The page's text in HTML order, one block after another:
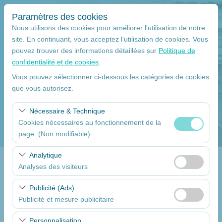
Paramètres des cookies
Nous utilisons des cookies pour améliorer l'utilisation de notre
site. En continuant, vous acceptez l'utilisation de cookies. Vous
pouvez trouver des informations détaillées sur Politique de
confidentialité et de cookies
Vous pouvez sélectionner ci-dessous les catégories de cookies
que vous autorisez.
Nécessaire & Technique
Cookies nécessaires au fonctionnement de la
page. (Non modifiable)
Ces cookies sont nécessaires au bon fonctionnement du
site, à la sécurité, à la gestion des sessions et aux
fonctionnalités de base. Ils ne peuvent pas être
désactivés.
Analytique
Analyses des visiteurs
Ces cookies nous permettent d’analyser la manière dont
notre site est utilisé (nombre de visiteurs, pages les plus
consultées, comportements des utilisateurs). Ces
données sont utilisées pour mesurer les performances
Publicité (Ads)
Publicité et mesure publicitaire
Ces cookies nous permettent d’afficher des publicités
Lieu de ramassage
Mersin
Je déposerai la voiture à un autre endroit.
La date et l'heure du ramassage
09:00
Return date
Dressez la liste des voitures